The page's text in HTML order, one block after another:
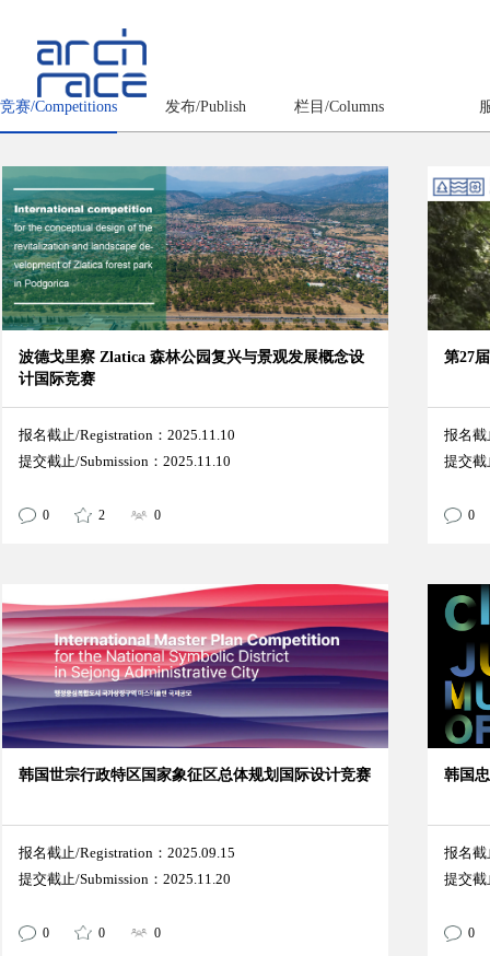
竞赛/Competitions 发布/Publish 栏目/Columns
波德戈里察 Zlatica 森林公园复兴与景观发展概念设
计国际竞赛
报名截止/Registration：2025.11.10
提交截止/Submission：2025.11.10
0 2 0
第27
报名截
提交截
0
韩国世宗行政特区国家象征区总体规划国际设计竞赛
报名截止/Registration：2025.09.15
提交截止/Submission：2025.11.20
0 0 0
韩国
报名截
提交截
0